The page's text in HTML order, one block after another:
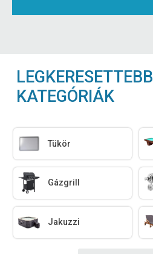
LEGKERESETTEBB
KATEGÓRIÁK
Tükör
Gázgrill
Jakuzzi